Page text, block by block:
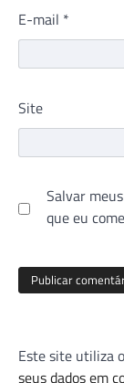
E-mail *
Site
Salvar
que eu
Este site utiliza
seus dados em